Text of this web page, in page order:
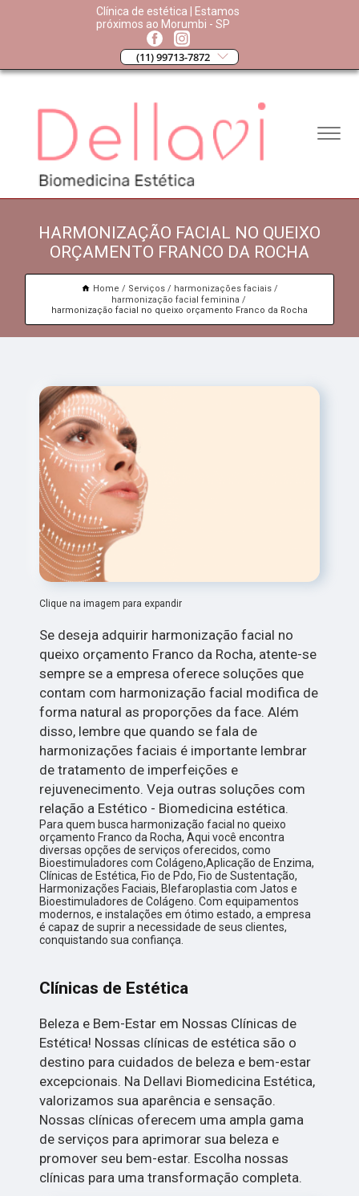
Clínica de estética | Estamos
próximos ao Morumbi - SP
(11) 99713-7872
HARMONIZAÇÃO FACIAL NO QUEIXO
ORÇAMENTO FRANCO DA ROCHA
Home Serviços
harmonizações faciais
harmonização facial feminina
harmonização facial no queixo orçamento Franco da Rocha
Clique na imagem para expandir
Se deseja adquirir harmonização facial no
queixo orçamento Franco da Rocha, atente-se
sempre se a empresa oferece soluções que
contam com harmonização facial modifica de
forma natural as proporções da face. Além
disso, lembre que quando se fala de
harmonizações faciais é importante lembrar
de tratamento de imperfeições e
rejuvenecimento. Veja outras soluções com
relação a Estético - Biomedicina estética.
Para quem busca harmonização facial no queixo
orçamento Franco da Rocha, Aqui você encontra
diversas opções de serviços oferecidos, como
Bioestimuladores com Colágeno,Aplicação de Enzima,
Clínicas de Estética, Fio de Pdo, Fio de Sustentação,
Harmonizações Faciais, Blefaroplastia com Jatos e
Bioestimuladores de Colágeno. Com equipamentos
modernos, e instalações em ótimo estado, a empresa
é capaz de suprir a necessidade de seus clientes,
conquistando sua confiança.
Clínicas de Estética
Beleza e Bem-Estar em Nossas Clínicas de
Estética! Nossas clínicas de estética são o
destino para cuidados de beleza e bem-estar
excepcionais. Na Dellavi Biomedicina Estética,
valorizamos sua aparência e sensação.
Nossas clínicas oferecem uma ampla gama
de serviços para aprimorar sua beleza e
promover seu bem-estar. Escolha nossas
clínicas para uma transformação completa.